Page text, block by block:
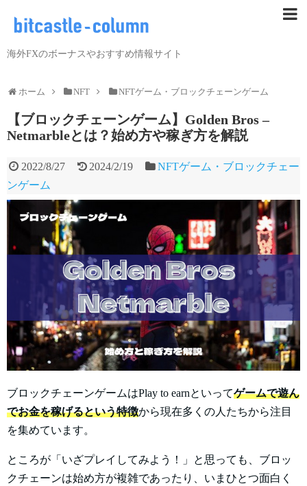
海外FXのボーナスやおすすめ情報サイト
ホーム NFT NFTゲーム・ブロックチェーンゲーム
【ブロックチェーンゲーム】Golden Bros –
Netmarbleとは？始め方や稼ぎ方を解説
2022/8/27 2024/2/19
NFTゲーム・ブロックチェー
ンゲーム
ブロックチェーンゲームはPlay to earnといってゲームで遊ん
でお金を稼げるという特徴から現在多くの人たちから注目
を集めています。
ところが「いざプレイしてみよう！」と思っても、ブロッ
クチェーンは始め方が複雑であったり、いまひとつ面白く